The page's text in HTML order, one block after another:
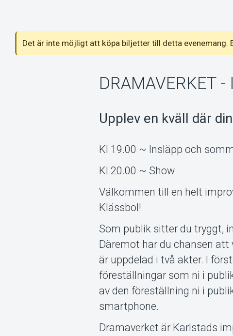
Det är inte möjligt att köpa biljetter till detta evenemang.
DRAMAVERKET -
Upplev en kväll där
Kl 19.00 ~ Insläpp och
Kl 20.00 ~ Show
Välkommen till en helt
Klässbol!
Som publik sitter du tryggt,
Däremot har du chansen
är uppdelad i två akter. I
föreställningar som ni i
av den föreställning ni i
smartphone.
Dramaverket är Karlstads